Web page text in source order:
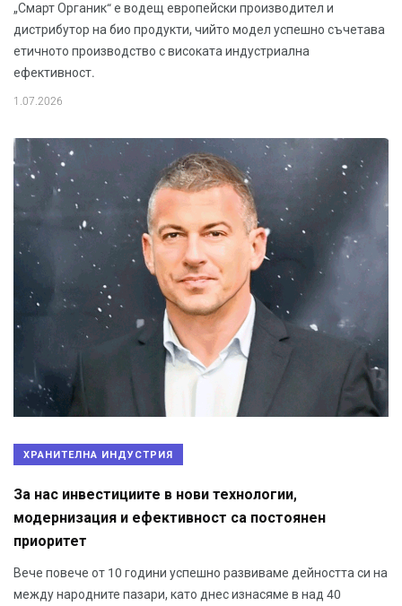
„Смарт Органик“ е водещ европейски производител и
дистрибутор на био продукти, чийто модел успешно съчетава
етичното производство с високата индустриална
ефективност.
1.07.2026
ХРАНИТЕЛНА ИНДУСТРИЯ
За нас инвестициите в нови технологии,
модернизация и ефективност са постоянен
приоритет
Вече повече от 10 години успешно развиваме дейността си на
между народните пазари, като днес изнасяме в над 40